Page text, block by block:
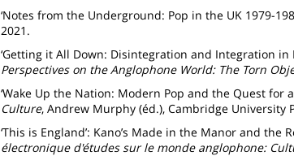
‘Notes from the Underground: Pop in the UK 1979-
2021.
‘Getting it All Down: Disintegration and Integration in
Perspectives on the Anglophone World: The Torn
‘Wake Up the Nation: Modern Pop and the Quest for
Culture, Andrew Murphy (éd.), Cambridge University
‘This is England’: Kano’s Made in the Manor and the
électronique d'études sur le monde anglophone: